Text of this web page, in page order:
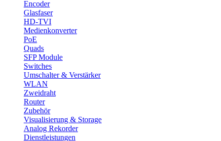
Encoder
Glasfaser
HD-TVI
Medienkonverter
PoE
Quads
SFP Module
Switches
Umschalter & Verstärker
WLAN
Zweidraht
Router
Zubehör
Visualisierung & Storage
Analog Rekorder
Dienstleistungen